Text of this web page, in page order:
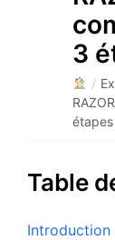
3
/
étapes
Table
Introduction